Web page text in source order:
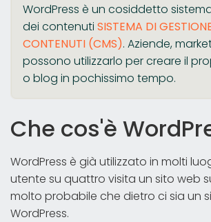
WordPress è un cosiddetto
dei contenuti SISTEMA DI
CONTENUTI (CMS). Aziende,
possono utilizzarlo per creare il
o blog in pochissimo tempo.
Che cos'è
WordPress è già utilizzato in molti
utente su quattro visita un sito web
molto probabile che dietro ci sia un
WordPress.